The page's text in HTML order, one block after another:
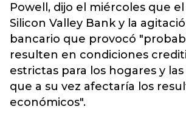
Powell, dijo el miércoles que el
Silicon Valley Bank y la
bancario que provocó
resulten en condiciones
estrictas para los hogares y
que a su vez afectaría los
económicos".